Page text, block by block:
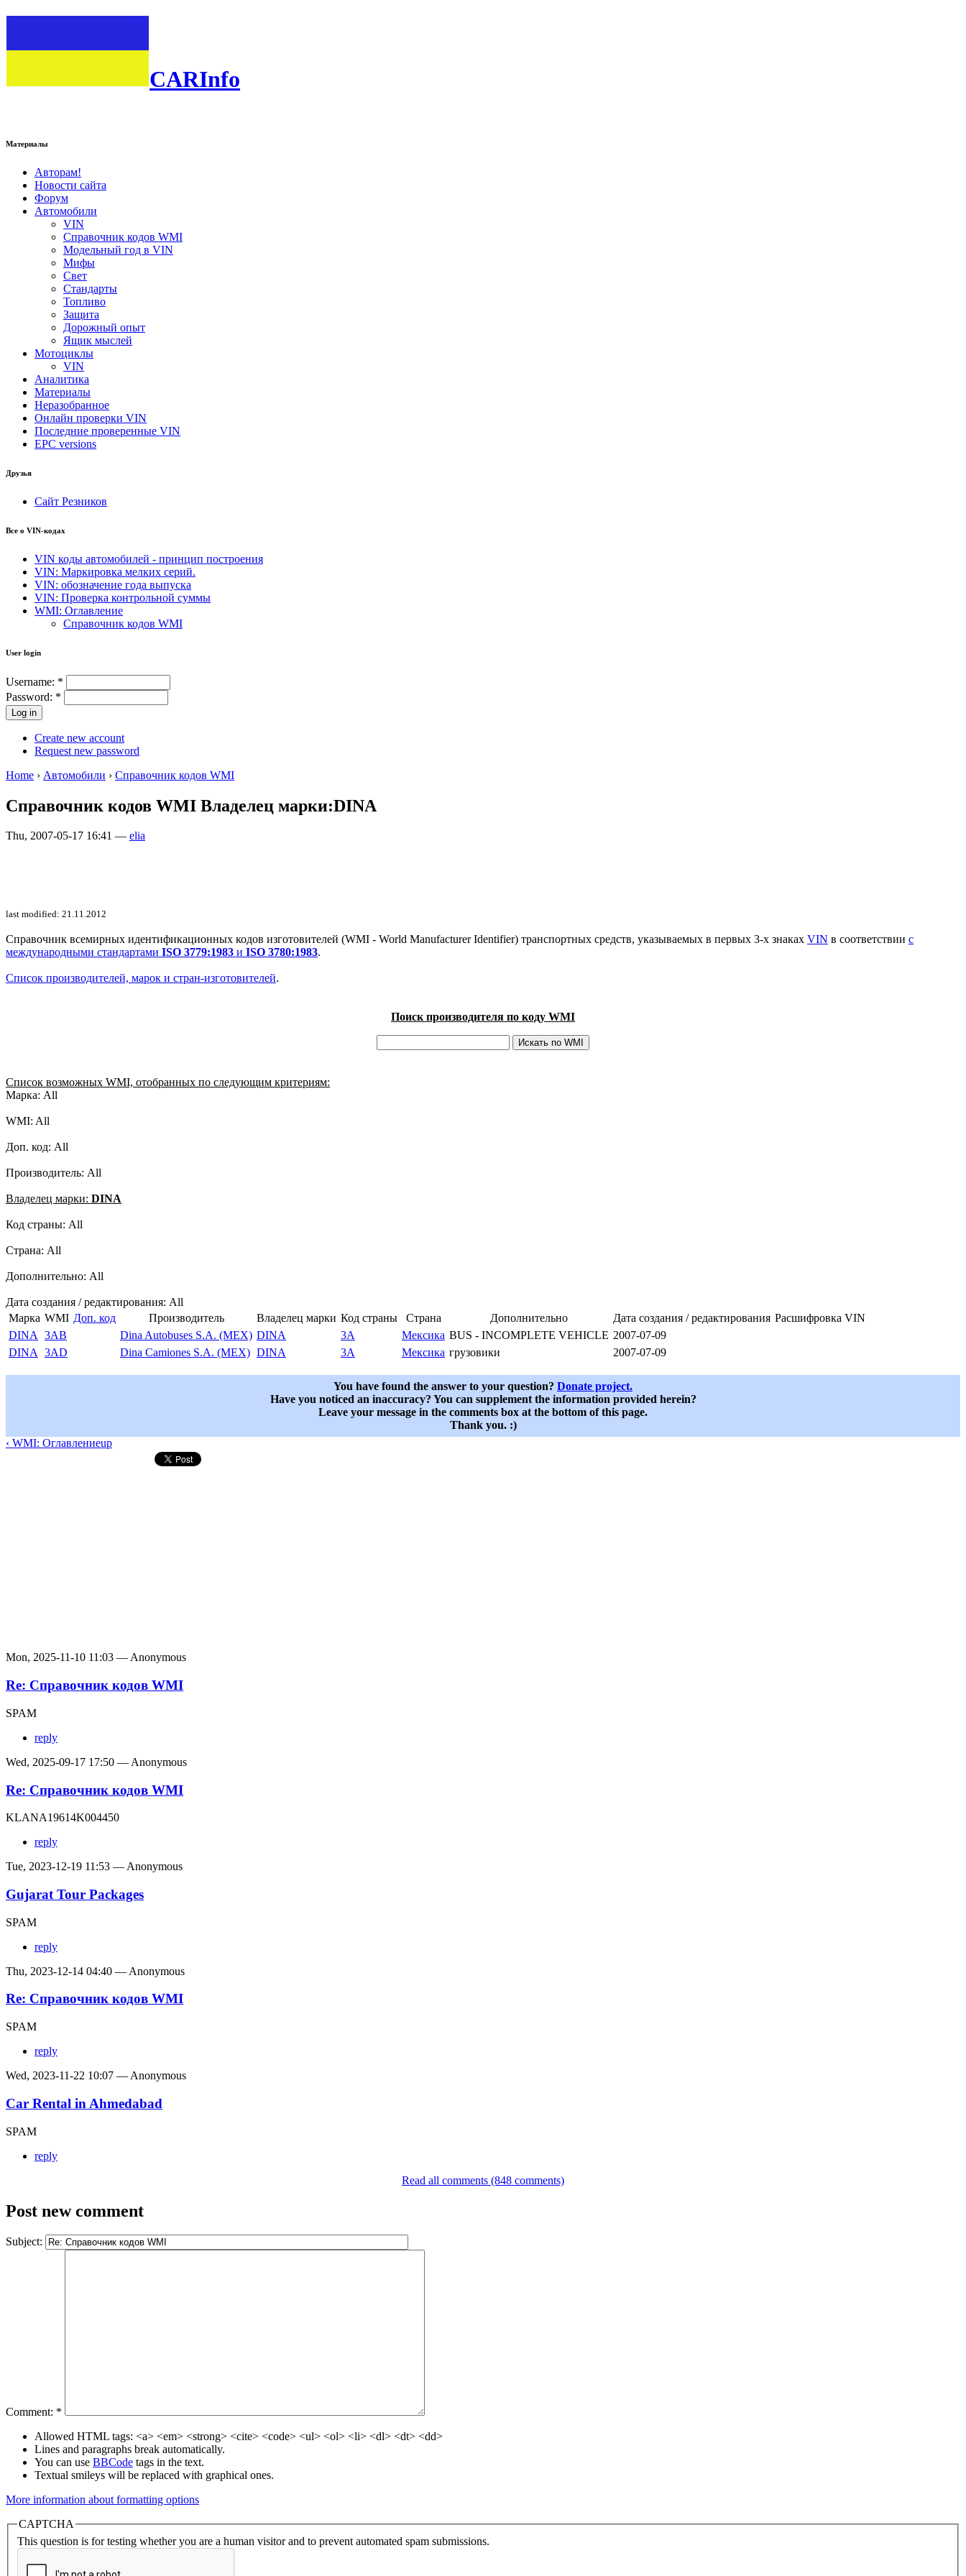
CARInfo
Материалы
Авторам!
Новости сайта
Форум
Автомобили
VIN
Справочник кодов WMI
Модельный год в VIN
Мифы
Свет
Стандарты
Топливо
Защита
Дорожный опыт
Ящик мыслей
Мотоциклы
VIN
Аналитика
Материалы
Неразобранное
Онлайн проверки VIN
Последние проверенные VIN
EPC versions
Друзья
Сайт Резников
Все о VIN-кодах
VIN коды автомобилей - принцип построения
VIN: Маркировка мелких серий.
VIN: обозначение года выпуска
VIN: Проверка контрольной суммы
WMI: Оглавление
Справочник кодов WMI
User login
Username: *
Password: *
Create new account
Request new password
Home › Автомобили › Справочник кодов WMI
Справочник кодов WMI Владелец марки:DINA
Thu, 2007-05-17 16:41 — elia
last modified: 21.11.2012
Справочник всемирных идентификационных кодов изготовителей (WMI - World Manufacturer Identifier) транспортных средств, указываемых в первых 3-х знаках VIN в соответствии с
международными стандартами ISO 3779:1983 и ISO 3780:1983.
Список производителей, марок и стран-изготовителей.
Поиск производителя по коду WMI
Список возможных WMI, отобранных по следующим критериям:
Марка: All
WMI: All
Доп. код: All
Производитель: All
Владелец марки: DINA
Код страны: All
Страна: All
Дополнительно: All
Дата создания / редактирования: All
Марка WMI Доп. код Производитель Владелец марки Код страны Страна Дополнительно Дата создания / редактирования Расшифровка VIN
DINA 3AB Dina Autobuses S.A. (MEX) DINA 3A Мексика BUS - INCOMPLETE VEHICLE 2007-07-09
DINA 3AD Dina Camiones S.A. (MEX) DINA 3A Мексика грузовики 2007-07-09
You have found the answer to your question? Donate project.
Have you noticed an inaccuracy? You can supplement the information provided herein?
Leave your message in the comments box at the bottom of this page.
Thank you. :)
‹ WMI: Оглавлениеup
Mon, 2025-11-10 11:03 — Anonymous
Re: Справочник кодов WMI
SPAM
reply
Wed, 2025-09-17 17:50 — Anonymous
Re: Справочник кодов WMI
KLANA19614K004450
reply
Tue, 2023-12-19 11:53 — Anonymous
Gujarat Tour Packages
SPAM
reply
Thu, 2023-12-14 04:40 — Anonymous
Re: Справочник кодов WMI
SPAM
reply
Wed, 2023-11-22 10:07 — Anonymous
Car Rental in Ahmedabad
SPAM
reply
Read all comments (848 comments)
Post new comment
Subject:
Comment: *
Allowed HTML tags: <a> <em> <strong> <cite> <code> <ul> <ol> <li> <dl> <dt> <dd>
Lines and paragraphs break automatically.
You can use BBCode tags in the text.
Textual smileys will be replaced with graphical ones.
More information about formatting options
CAPTCHA
This question is for testing whether you are a human visitor and to prevent automated spam submissions.